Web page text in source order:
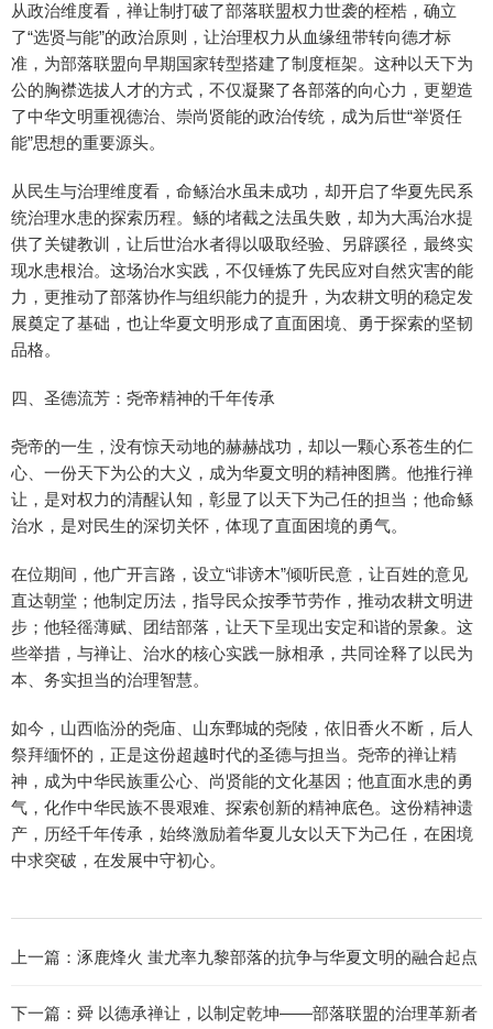
从政治维度看，禅让制打破了部落联盟权力世袭的桎梏，确立
了“选贤与能”的政治原则，让治理权力从血缘纽带转向德才标
准，为部落联盟向早期国家转型搭建了制度框架。这种以天下为
公的胸襟选拔人才的方式，不仅凝聚了各部落的向心力，更塑造
了中华文明重视德治、崇尚贤能的政治传统，成为后世“举贤任
能”思想的重要源头。
从民生与治理维度看，命鲧治水虽未成功，却开启了华夏先民系
统治理水患的探索历程。鲧的堵截之法虽失败，却为大禹治水提
供了关键教训，让后世治水者得以吸取经验、另辟蹊径，最终实
现水患根治。这场治水实践，不仅锤炼了先民应对自然灾害的能
力，更推动了部落协作与组织能力的提升，为农耕文明的稳定发
展奠定了基础，也让华夏文明形成了直面困境、勇于探索的坚韧
品格。
四、圣德流芳：尧帝精神的千年传承
尧帝的一生，没有惊天动地的赫赫战功，却以一颗心系苍生的仁
心、一份天下为公的大义，成为华夏文明的精神图腾。他推行禅
让，是对权力的清醒认知，彰显了以天下为己任的担当；他命鲧
治水，是对民生的深切关怀，体现了直面困境的勇气。
在位期间，他广开言路，设立“诽谤木”倾听民意，让百姓的意见
直达朝堂；他制定历法，指导民众按季节劳作，推动农耕文明进
步；他轻徭薄赋、团结部落，让天下呈现出安定和谐的景象。这
些举措，与禅让、治水的核心实践一脉相承，共同诠释了以民为
本、务实担当的治理智慧。
如今，山西临汾的尧庙、山东鄄城的尧陵，依旧香火不断，后人
祭拜缅怀的，正是这份超越时代的圣德与担当。尧帝的禅让精
神，成为中华民族重公心、尚贤能的文化基因；他直面水患的勇
气，化作中华民族不畏艰难、探索创新的精神底色。这份精神遗
产，历经千年传承，始终激励着华夏儿女以天下为己任，在困境
中求突破，在发展中守初心。
上一篇： 涿鹿烽火 蚩尤率九黎部落的抗争与华夏文明的融合起点
下一篇： 舜 以德承禅让，以制定乾坤——部落联盟的治理革新者